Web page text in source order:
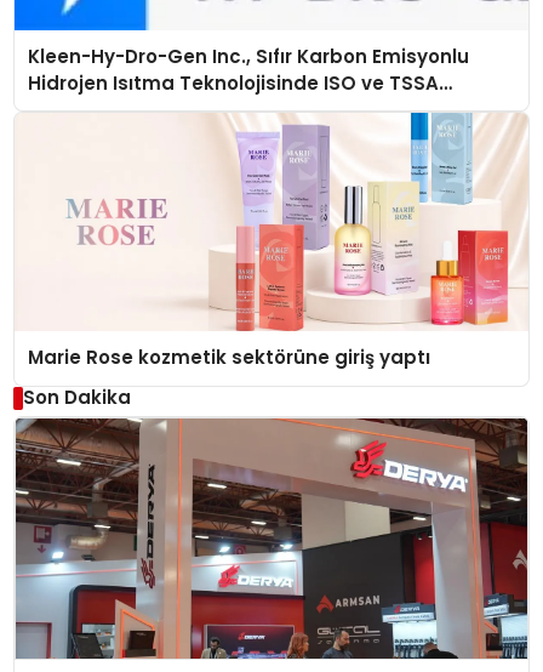
Kleen-Hy-Dro-Gen Inc., Sıfır Karbon Emisyonlu
Hidrojen Isıtma Teknolojisinde ISO ve TSSA
Düzenleyici Onaylarını Aldı
Marie Rose kozmetik sektörüne giriş yaptı
Son Dakika